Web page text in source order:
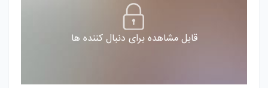
قابل مشاهده برای دنبال کننده ها